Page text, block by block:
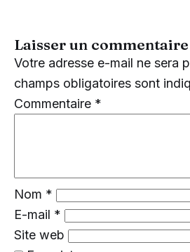
Laisser un commentaire
Votre adresse e-mail ne sera
champs obligatoires sont
Commentaire *
Nom *
E-mail *
Site web